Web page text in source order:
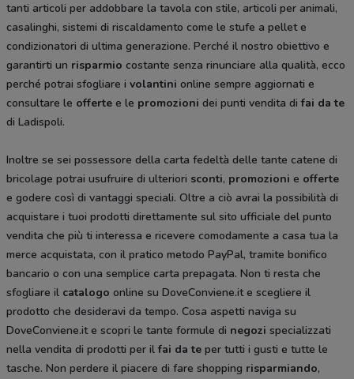
tanti articoli per addobbare la tavola con stile, articoli per animali,
casalinghi, sistemi di riscaldamento come le stufe a pellet e
condizionatori di ultima generazione. Perché il nostro obiettivo e
garantirti un risparmio costante senza rinunciare alla qualità, ecco
perché potrai sfogliare i volantini online sempre aggiornati e
consultare le offerte e le promozioni dei punti vendita difai da te
di Ladispoli.
Inoltre se sei possessore della carta fedeltà delle tante catene di
bricolage potrai usufruire di ulteriori sconti, promozioni e offerte
e godere così di vantaggi speciali. Oltre a ciò avrai la possibilità di
acquistare i tuoi prodotti direttamente sul sito ufficiale del punto
vendita che più ti interessa e ricevere comodamente a casa tua la
merce acquistata, con il pratico metodo PayPal, tramite bonifico
bancario o con una semplice carta prepagata. Non ti resta che
sfogliare il catalogo online su DoveConviene.it e scegliere il
prodotto che desideravi da tempo. Cosa aspetti naviga su
DoveConviene.it e scopri le tante formule di negozi specializzati
nella vendita di prodotti per ilfai da te per tutti i gusti e tutte le
tasche. Non perdere il piacere di fare shopping risparmiando,